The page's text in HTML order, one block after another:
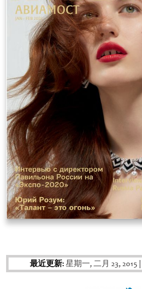
最近更新:星期一, 二月 23, 2015